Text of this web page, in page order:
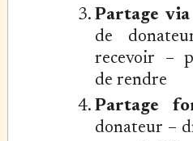
Partage
de
recevoir –
de rendre
Partage
donateur –